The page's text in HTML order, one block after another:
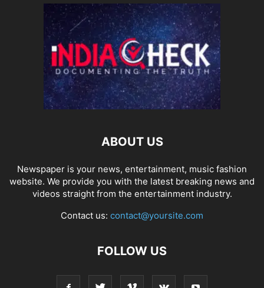
ABOUT US
Newspaper is your news, entertainment, music fashion
website. We provide you with the latest breaking news and
videos straight from the entertainment industry.
Contact us: contact@yoursite.com
FOLLOW US